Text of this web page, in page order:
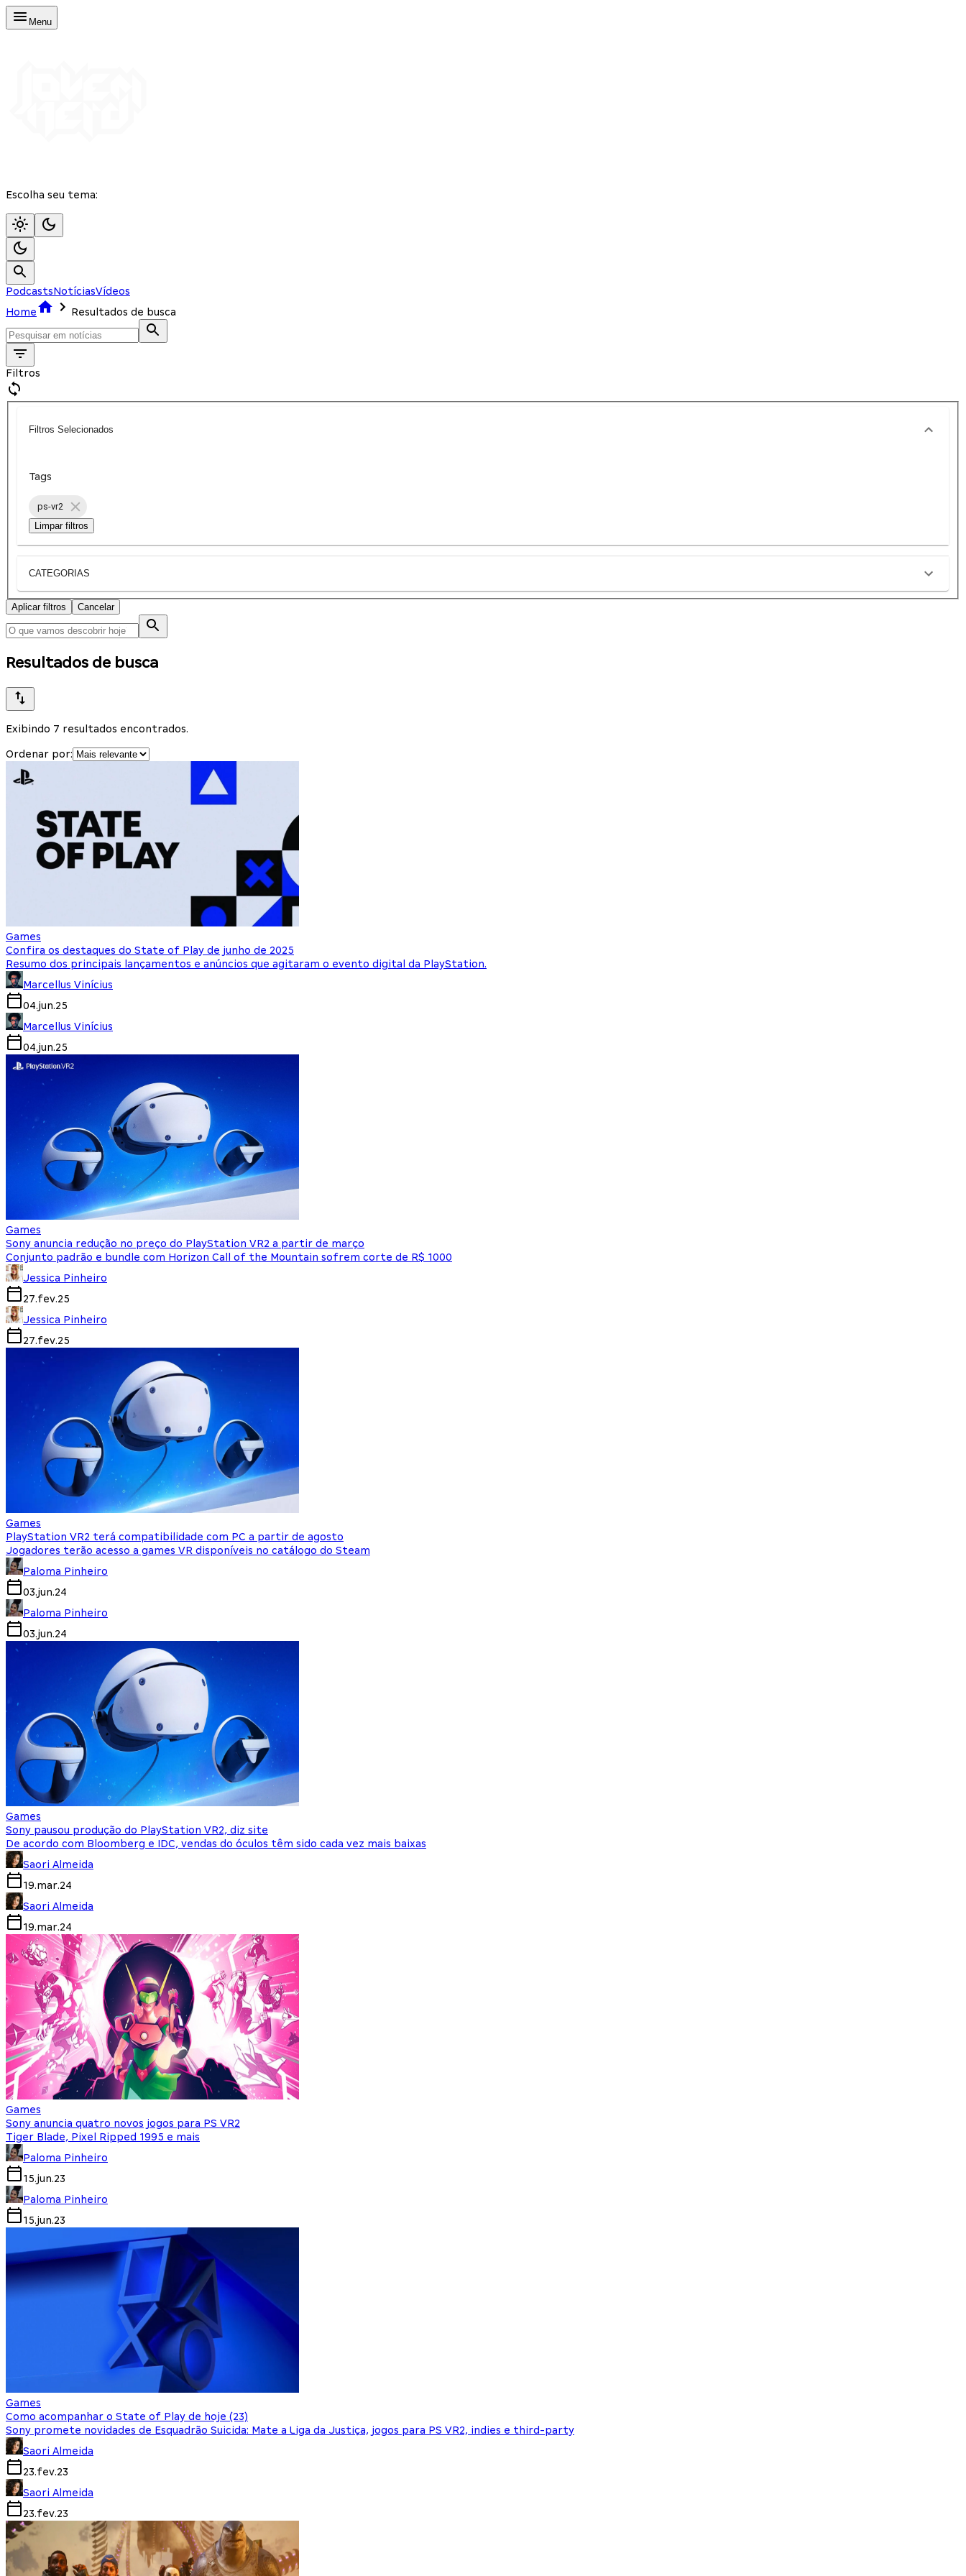
Menu
Escolha seu tema:
PodcastsNotíciasVídeos
Home
Resultados de busca
Filtros
Filtros Selecionados
Tags
ps-vr2
Limpar filtros
CATEGORIAS
Aplicar filtros Cancelar
Resultados de busca
Exibindo 7 resultados encontrados.
Ordenar por:
Games
Confira os destaques do State of Play de junho de 2025
Resumo dos principais lançamentos e anúncios que agitaram o evento digital da PlayStation.
Marcellus Vinícius
04.jun.25
Marcellus Vinícius
04.jun.25
Games
Sony anuncia redução no preço do PlayStation VR2 a partir de março
Conjunto padrão e bundle com Horizon Call of the Mountain sofrem corte de R$ 1000
Jessica Pinheiro
27.fev.25
Jessica Pinheiro
27.fev.25
Games
PlayStation VR2 terá compatibilidade com PC a partir de agosto
Jogadores terão acesso a games VR disponíveis no catálogo do Steam
Paloma Pinheiro
03.jun.24
Paloma Pinheiro
03.jun.24
Games
Sony pausou produção do PlayStation VR2, diz site
De acordo com Bloomberg e IDC, vendas do óculos têm sido cada vez mais baixas
Saori Almeida
19.mar.24
Saori Almeida
19.mar.24
Games
Sony anuncia quatro novos jogos para PS VR2
Tiger Blade, Pixel Ripped 1995 e mais
Paloma Pinheiro
15.jun.23
Paloma Pinheiro
15.jun.23
Games
Como acompanhar o State of Play de hoje (23)
Sony promete novidades de Esquadrão Suicida: Mate a Liga da Justiça, jogos para PS VR2, indies e third-party
Saori Almeida
23.fev.23
Saori Almeida
23.fev.23